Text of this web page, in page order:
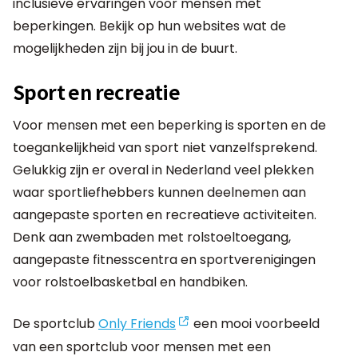
beperkingen. Bekijk op hun websites wat de
mogelijkheden zijn bij jou in de buurt.
Sport en recreatie
Voor mensen met een beperking is sporten en de
toegankelijkheid van sport niet vanzelfsprekend.
Gelukkig zijn er overal in Nederland veel plekken
waar sportliefhebbers kunnen deelnemen aan
aangepaste sporten en recreatieve activiteiten.
Denk aan zwembaden met rolstoeltoegang,
aangepaste fitnesscentra en sportverenigingen
voor rolstoelbasketbal en handbiken.
De sportclubOnly Friends
een mooi voorbeeld
van een sportclub voor mensen met een